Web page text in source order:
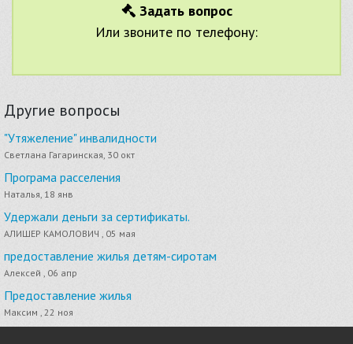
Задать вопрос
Или звоните по телефону:
Другие вопросы
"Утяжеление" инвалидности
Светлана Гагаринская, 30 окт
Програма расселения
Наталья, 18 янв
Удержали деньги за сертификаты.
АЛИШЕР КАМОЛОВИЧ , 05 мая
предоставление жилья детям-сиротам
Алексей , 06 апр
Предоставление жилья
Максим , 22 ноя